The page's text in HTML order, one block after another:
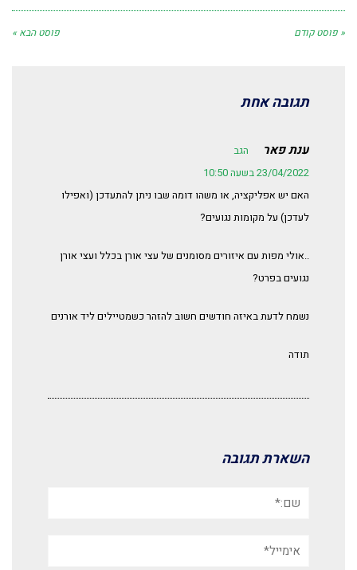
« פוסט קודם פוסט הבא »
תגובה אחת
ענת פאר
הגב
23/04/2022 בשעה 10:50
האם יש אפליקציה, או משהו דומה שבו ניתן להתעדכן (ואפילו
לעדכן) על מקומות נגועים?
..אולי מפות עם איזורים מסומנים של עצי אורן בכלל ועצי אורן
נגועים בפרט?
נשמח לדעת באיזה חודשים חשוב להזהר כשמטיילים ליד אורנים
תודה
השארת תגובה